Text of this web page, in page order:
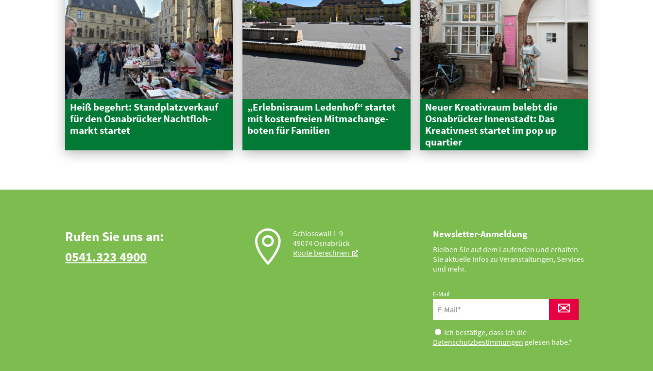
Heiß begehrt: Stand­platz­verkauf
für den Osnabrücker Nacht­floh­
markt startet
„Erleb­nisraum Ledenhof“ startet
mit kosten­freien Mitma­ch­an­ge­
boten für Familien
Neuer Kreativraum belebt die
Osnabrücker Innen­stadt: Das
Kreativnest startet im pop up
quartier
Rufen Sie uns an:
0541.323 4900

Schlosswall 1-9
49074 Osnabrück
Route berechnen
Newsletter-Anmeldung
Bleiben Sie auf dem Laufenden und erhalten
Sie aktuelle Infos zu Veranstaltungen, Services
und mehr.
E-Mail
✉
Ich bestätige, dass ich die
Datenschutzbestimmungen gelesen habe.*